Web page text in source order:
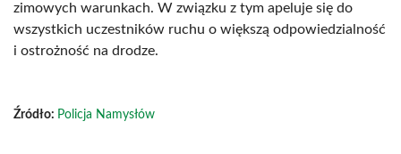
zimowych warunkach. W związku z tym apeluje się do
wszystkich uczestników ruchu o większą odpowiedzialność
i ostrożność na drodze.
Źródło: Policja Namysłów